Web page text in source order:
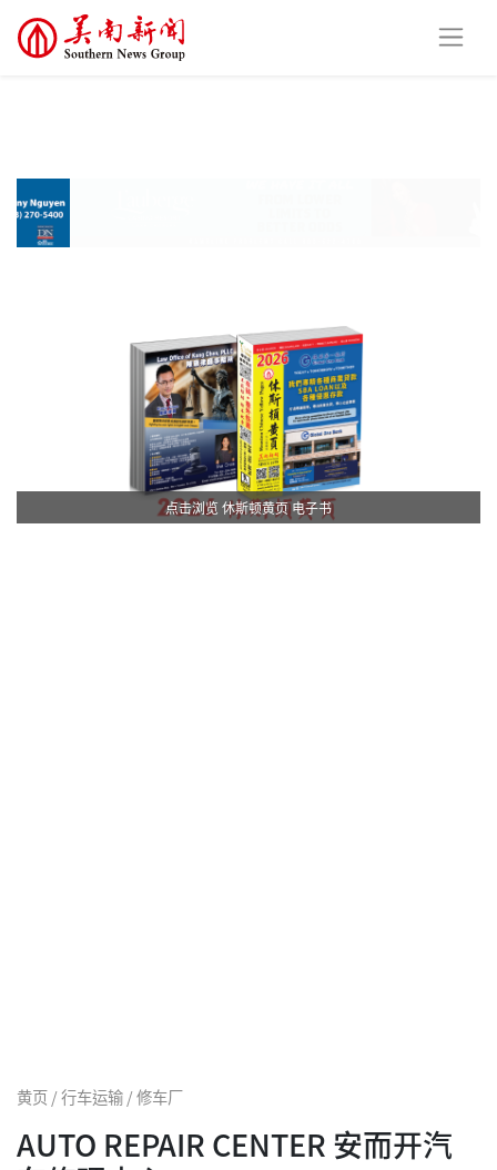
点击浏览 休斯顿黄页 电子书
黄页 / 行车运输 / 修车厂
AUTO REPAIR CENTER 安而开汽